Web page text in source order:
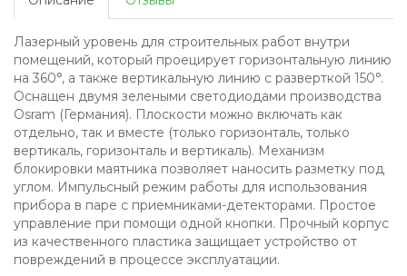
Лазерный уровень для строительных работ внутри
помещений, который проецирует горизонтальную линию
на 360°, а также вертикальную линию с разверткой 150°.
Оснащен двумя зелеными светодиодами производства
Osram (Германия). Плоскости можно включать как
отдельно, так и вместе (только горизонталь, только
вертикаль, горизонталь и вертикаль). Механизм
блокировки маятника позволяет наносить разметку под
углом. Импульсный режим работы для использования
прибора в паре с приемниками-детекторами. Простое
управление при помощи одной кнопки. Прочный корпус
из качественного пластика защищает устройство от
повреждений в процессе эксплуатации.